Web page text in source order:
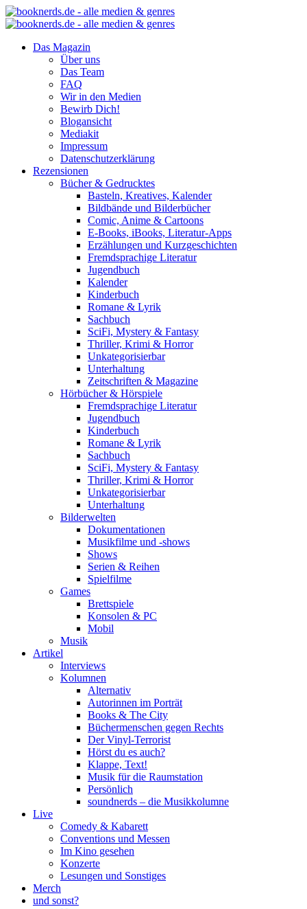
Das Magazin
Über uns
Das Team
FAQ
Wir in den Medien
Bewirb Dich!
Blogansicht
Mediakit
Impressum
Datenschutzerklärung
Rezensionen
Bücher & Gedrucktes
Basteln, Kreatives, Kalender
Bildbände und Bilderbücher
Comic, Anime & Cartoons
E-Books, iBooks, Literatur-Apps
Erzählungen und Kurzgeschichten
Fremdsprachige Literatur
Jugendbuch
Kalender
Kinderbuch
Romane & Lyrik
Sachbuch
SciFi, Mystery & Fantasy
Thriller, Krimi & Horror
Unkategorisierbar
Unterhaltung
Zeitschriften & Magazine
Hörbücher & Hörspiele
Fremdsprachige Literatur
Jugendbuch
Kinderbuch
Romane & Lyrik
Sachbuch
SciFi, Mystery & Fantasy
Thriller, Krimi & Horror
Unkategorisierbar
Unterhaltung
Bilderwelten
Dokumentationen
Musikfilme und -shows
Shows
Serien & Reihen
Spielfilme
Games
Brettspiele
Konsolen & PC
Mobil
Musik
Artikel
Interviews
Kolumnen
Alternativ
Autorinnen im Porträt
Books & The City
Büchermenschen gegen Rechts
Der Vinyl-Terrorist
Hörst du es auch?
Klappe, Text!
Musik für die Raumstation
Persönlich
soundnerds – die Musikkolumne
Live
Comedy & Kabarett
Conventions und Messen
Im Kino gesehen
Konzerte
Lesungen und Sonstiges
Merch
und sonst?